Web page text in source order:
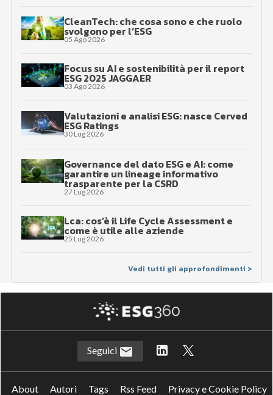
CleanTech: che cosa sono e che ruolo
svolgono per l’ESG
05 Ago 2026
Focus su AI e sostenibilità per il report
ESG 2025 JAGGAER
03 Ago 2026
Valutazioni e analisi ESG: nasce Cerved
ESG Ratings
30 Lug 2026
Governance del dato ESG e AI: come
garantire un lineage informativo
trasparente per la CSRD
27 Lug 2026
Lca: cos’è il Life Cycle Assessment e
come è utile alle aziende
25 Lug 2026
Vedi tutti gli approfondimenti >
Seguici
About Autori Tags Rss Feed
Privacy e Cookie Policy